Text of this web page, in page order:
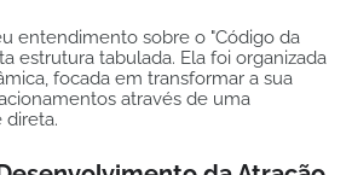
entendimento sobre o "Código da
estrutura tabulada. Ela foi organizada
focada em transformar a sua
através de uma
direta.